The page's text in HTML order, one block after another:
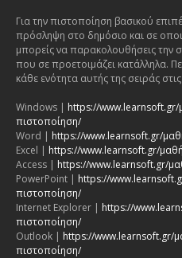
Για την πιστοποίηση βασικού
πρόσληψη στο δημόσιο και σε
μπορείς να παρακολουθήσεις την
που σε προετοιμάζει κατάλληλα.
κάθε ενότητα αυτής της σειράς
Windows | https://
πιστοποίηση/
Word | https://www.learnsoft.gr/
Excel | https://www.learnsoft.gr/
Access | https://www.learnsoft.gr/
PowerPoint | https://
πιστοποίηση/
Internet Explorer | https://
πιστοποίηση/
Outlook | https://www.learnsoft.gr/
πιστοποίηση/